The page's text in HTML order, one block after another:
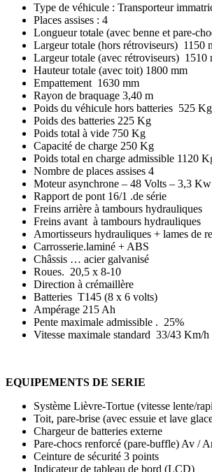
Type de véhicule : Transporteur
Places assises : 4
Longueur totale (avec benne et pare-
Largeur totale (hors rétroviseurs) 1150
Largeur totale (avec rétroviseurs) 1510
Hauteur totale (avec toit) 1800 mm
Empattement 1630 mm
Rayon de braquage 3,40 m
Poids du véhicule hors batteries 525 Kg
Poids des batteries 225 Kg
Poids total à vide 750 Kg
Capacité de charge 250 Kg
Poids total en charge admissible 1120
Nombre de places assises 4
Moteur asynchrone – 48 Volts – 3,3 Kw
Rapport de pont 16/1 .de série
Freins arrière à tambours hydrauliques
Freins avant à tambours hydrauliques
Amortisseurs hydrauliques + lames de
Carrosserie.laminé + ABS
Châssis … acier galvanisé
Roues. 20,5 x 8-10
Direction à crémaillère
Batteries T145 (8 x 6 volts)
Ampérage 215 Ah
Pente maximale admissible . 25%
Vitesse maximale standard 33/43 Km/h
EQUIPEMENTS DE SERIE
Système Lièvre-Tortue (vitesse lente/
Toit, pare-brise (avec essuie et lave
Chargeur de batteries externe
Pare-chocs renforcé (pare-buffle) Av /
Ceinture de sécurité 3 points
Indicateur de tableau de bord (LCD)